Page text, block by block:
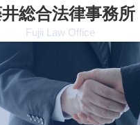
総合法律事務所
Fujii Law Office